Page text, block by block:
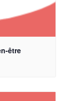
être